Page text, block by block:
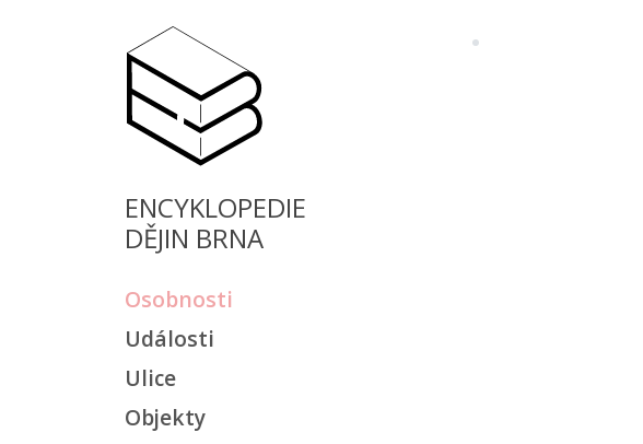
ENCYKLOPEDIE
DĚJIN BRNA
Osobnosti
Události
Ulice
Objekty